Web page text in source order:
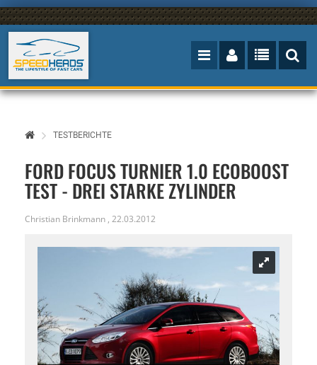
TESTBERICHTE
FORD FOCUS TURNIER 1.0 ECOBOOST
TEST - DREI STARKE ZYLINDER
Christian Brinkmann , 22.03.2012